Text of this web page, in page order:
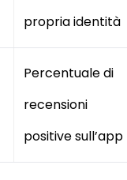
propria identità
Percentuale di
recensioni
positive sull’app